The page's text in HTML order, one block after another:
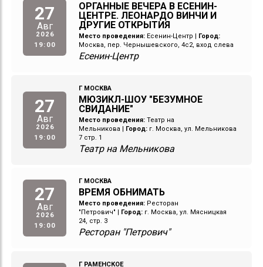
27
Авг
2026
19:00
ОРГАННЫЕ ВЕЧЕРА В ЕСЕНИН-
ЦЕНТРЕ. ЛЕОНАРДО ВИНЧИ И
ДРУГИЕ ОТКРЫТИЯ
Место проведения: Есенин-Центр
Город:
Москва, пер. Чернышевского, 4с2, вход слева
Есенин-Центр
27
Авг
2026
19:00
Г МОСКВА
МЮЗИКЛ-ШОУ "БЕЗУМНОЕ
СВИДАНИЕ"
Место проведения: Театр на
Мельникова
Город: г. Москва, ул. Мельникова
7 стр. 1
Театр на Мельникова
27
Авг
2026
19:00
Г МОСКВА
ВРЕМЯ ОБНИМАТЬ
Место проведения: Ресторан
"Петрович"
Город: г. Москва, ул. Мясницкая
24, стр. 3
Ресторан "Петрович"
Г РАМЕНСКОЕ